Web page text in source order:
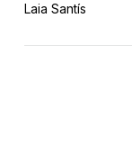
Laia Santís